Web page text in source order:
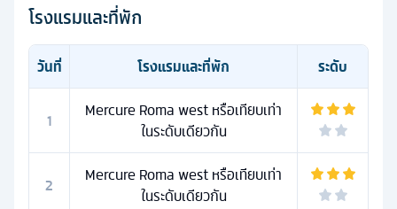
โรงแรมและที่พัก
วันที่ โรงแรมและที่พัก ระดับ
1
Mercure Roma west หรือเทียบเท่า
ในระดับเดียวกัน
2
Mercure Roma west หรือเทียบเท่า
ในระดับเดียวกัน